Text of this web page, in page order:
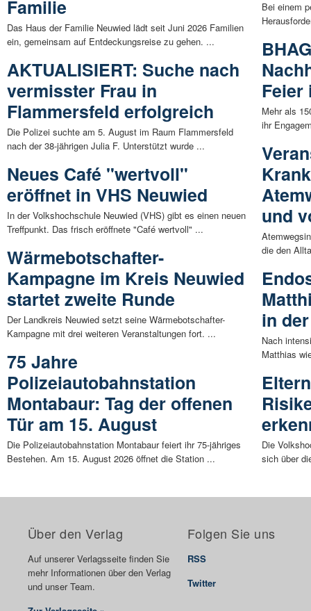
Familie
Das Haus der Familie Neuwied lädt seit Juni 2026 Familien
ein, gemeinsam auf Entdeckungsreise zu gehen. ...
AKTUALISIERT: Suche nach
vermisster Frau in
Flammersfeld erfolgreich
Die Polizei suchte am 5. August im Raum Flammersfeld
nach der 38-jährigen Julia F. Unterstützt wurde ...
Neues Café "wertvoll"
eröffnet in VHS Neuwied
In der Volkshochschule Neuwied (VHS) gibt es einen neuen
Treffpunkt. Das frisch eröffnete "Café wertvoll" ...
Wärmebotschafter-
Kampagne im Kreis Neuwied
startet zweite Runde
Der Landkreis Neuwied setzt seine Wärmebotschafter-
Kampagne mit drei weiteren Veranstaltungen fort. ...
75 Jahre
Polizeiautobahnstation
Montabaur: Tag der offenen
Tür am 15. August
Die Polizeiautobahnstation Montabaur feiert ihr 75-jähriges
Bestehen. Am 15. August 2026 öffnet die Station ...
Bei einem
Feier
Mehr als
ihr
und
die den
in
Nach
Matthias
Die
sich über
Über den Verlag
Auf unserer Verlagsseite finden Sie
mehr Informationen über den Verlag
und unser Team.
Folgen Sie uns
RSS
Twitter